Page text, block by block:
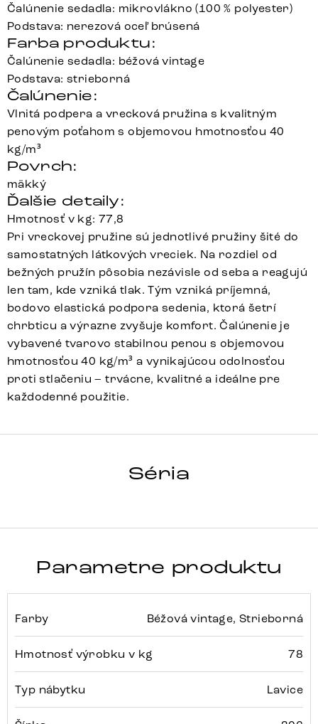
Čalúnenie sedadla: mikrovlákno (100 % polyester)
Podstava: nerezová oceľ brúsená
Farba produktu:
Čalúnenie sedadla: béžová vintage
Podstava: strieborná
Čalúnenie:
Vlnitá podpera a vrecková pružina s kvalitným
penovým poťahom s objemovou hmotnosťou 40
kg/m³
Povrch:
mäkký
Ďalšie detaily:
Hmotnosť v kg: 77,8
Pri vreckovej pružine sú jednotlivé pružiny šité do
samostatných látkových vreciek. Na rozdiel od
bežných pružín pôsobia nezávisle od seba a reagujú
len tam, kde vzniká tlak. Tým vzniká príjemná,
bodovo elastická podpora sedenia, ktorá šetrí
chrbticu a výrazne zvyšuje komfort. Čalúnenie je
vybavené tvarovo stabilnou penou s objemovou
hmotnosťou 40 kg/m³ a vynikajúcou odolnosťou
proti stlačeniu – trvácne, kvalitné a ideálne pre
každodenné použitie.
Séria
TAYA-FLEX
Parametre produktu
Farby Béžová vintage, Strieborná
Hmotnosť výrobku v kg 78
Typ nábytku Lavice